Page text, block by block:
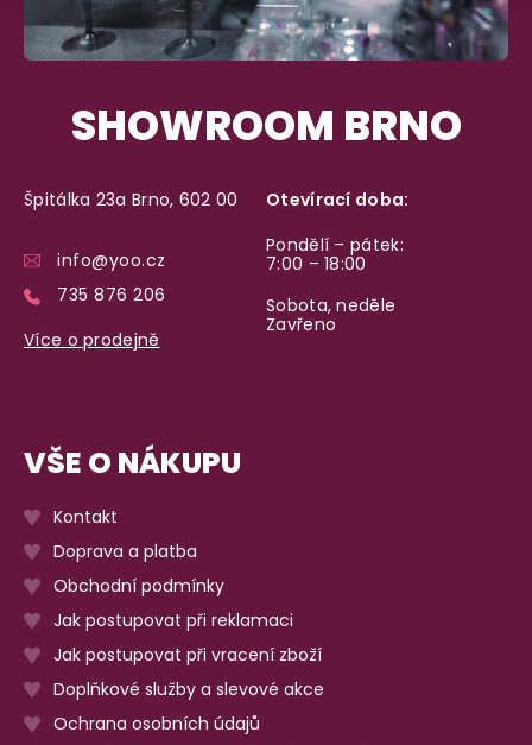
SHOWROOM BRNO
Špitálka 23a Brno, 602 00
info@yoo.cz
735 876 206
Více o prodejně
Otevírací doba:
Pondělí – pátek:
7:00 – 18:00
Sobota, neděle
Zavřeno
VŠE O NÁKUPU
Kontakt
Doprava a platba
Obchodní podmínky
Jak postupovat při reklamaci
Jak postupovat při vracení zboží
Doplňkové služby a slevové akce
Ochrana osobních údajů